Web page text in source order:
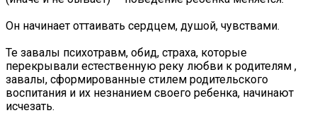
Он начинает оттаивать сердцем, душой, чувствами.
Те завалы психотравм, обид, страха, которые
перекрывали естественную реку любви к родителям ,
завалы, сформированные стилем родительского
воспитания и их незнанием своего ребенка, начинают
исчезать.